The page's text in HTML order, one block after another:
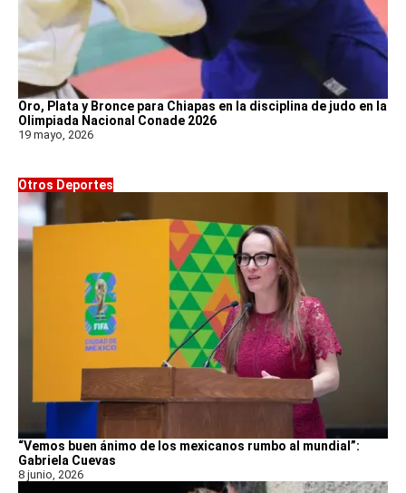
Oro, Plata y Bronce para Chiapas en la disciplina de judo en la
Olimpiada Nacional Conade 2026
19 mayo, 2026
Otros Deportes
“Vemos buen ánimo de los mexicanos rumbo al mundial”:
Gabriela Cuevas
8 junio, 2026